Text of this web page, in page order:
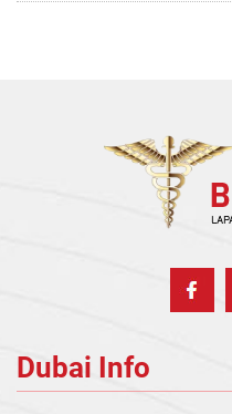
Dubai Info